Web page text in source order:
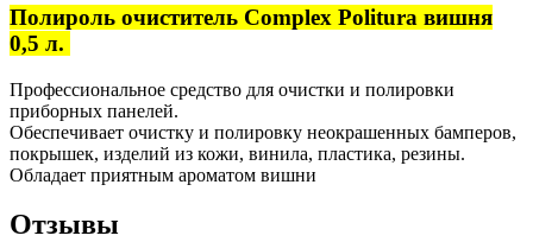
Полироль очиститель Complex Politura вишня
0,5 л.
Профессиональное средство для очистки и полировки
приборных панелей.
Обеспечивает очистку и полировку неокрашенных бамперов,
покрышек, изделий из кожи, винила, пластика, резины.
Обладает приятным ароматом вишни
Отзывы